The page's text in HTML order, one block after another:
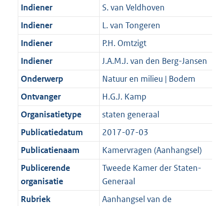
t
a
t
K
b
2
K
b
Indiener
S. van Veldhoven
Indiener
L. van Tongeren
Indiener
P.H. Omtzigt
Indiener
J.A.M.J. van den Berg-Jansen
Onderwerp
Natuur en milieu | Bodem
Ontvanger
H.G.J. Kamp
Organisatietype
staten generaal
Publicatiedatum
2017-07-03
Publicatienaam
Kamervragen (Aanhangsel)
Publicerende
organisatie
Tweede Kamer der Staten-
Generaal
Rubriek
Aanhangsel van de